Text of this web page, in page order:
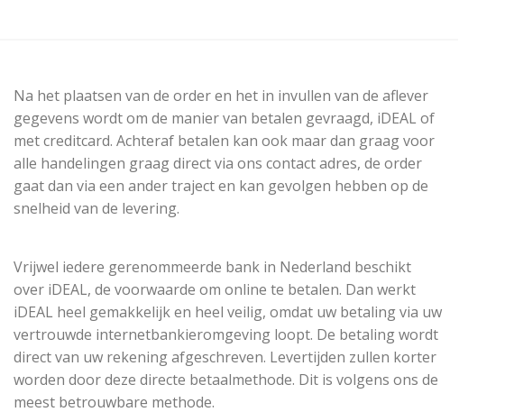
Na het plaatsen van de order en het in invullen van de aflever
gegevens wordt om de manier van betalen gevraagd, iDEAL of
met creditcard. Achteraf betalen kan ook maar dan graag voor
alle handelingen graag direct via ons contact adres, de order
gaat dan via een ander traject en kan gevolgen hebben op de
snelheid van de levering.
Vrijwel iedere gerenommeerde bank in Nederland beschikt
over iDEAL, de voorwaarde om online te betalen. Dan werkt
iDEAL heel gemakkelijk en heel veilig, omdat uw betaling via uw
vertrouwde internetbankieromgeving loopt. De betaling wordt
direct van uw rekening afgeschreven. Levertijden zullen korter
worden door deze directe betaalmethode. Dit is volgens ons de
meest betrouwbare methode.